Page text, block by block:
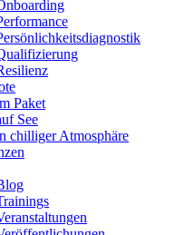
Paket
See
chilliger Atmosphäre